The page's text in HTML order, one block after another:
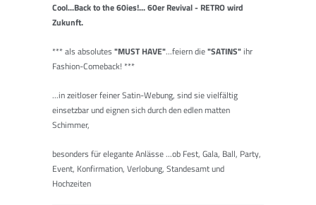
Cool...Back to the 60ies!... 60er Revival - RETRO wird
Zukunft.
***als absolutes "MUST HAVE"...feiern die"SATINS"ihr
Fashion-Comeback! ***
...in zeitloser feiner Satin-Webung, sind sie vielfältig
einsetzbar und eignen sich durch den edlen matten
Schimmer,
besonders für elegante Anlässe ...ob Fest, Gala, Ball, Party,
Event, Konfirmation, Verlobung, Standesamt und
Hochzeiten